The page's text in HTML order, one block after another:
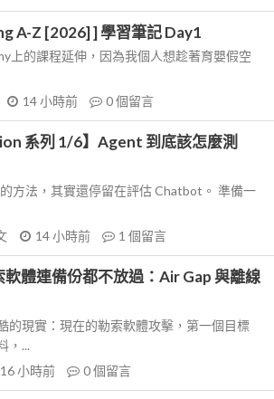
A-Z [2026] ] 學習筆記 Day1
上的課程延伸，因為我個人想趁著育嬰假空
14 小時前 0個留言
系列 1/6】Agent 到底該怎麼測
方法，其實還停留在評估 Chatbot。 準備一
14 小時前 1 個留言
體連備份都不放過：Air Gap 與離線
的現實：現在的勒索軟體攻擊，第一個目標
，...
16 小時前 0個留言